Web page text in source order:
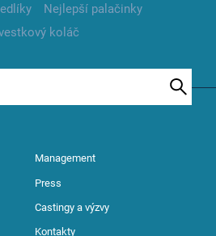
Nejlepší palačinky
koláč
Management
Press
Castingy a výzvy
Kontakty